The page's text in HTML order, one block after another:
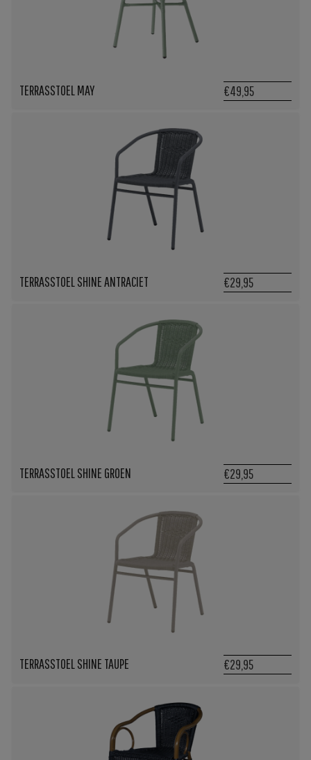
TERRASSTOEL MAY €49,95
TERRASSTOEL SHINE ANTRACIET €29,95
TERRASSTOEL SHINE GROEN €29,95
TERRASSTOEL SHINE TAUPE €29,95